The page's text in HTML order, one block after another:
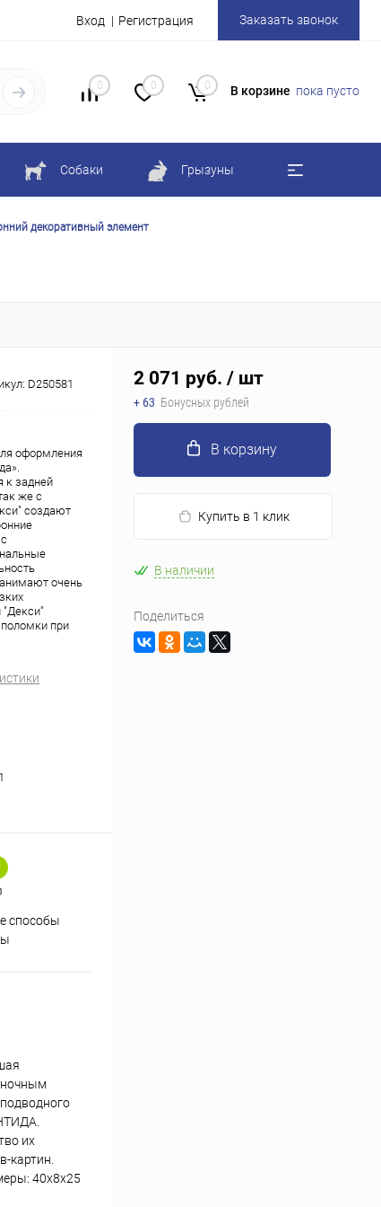
Вход Регистрация Заказать звонок
0 0 0 В корзине пока пусто
Собаки Грызуны
декоративный элемент
D250581
оформления
к задней
же с
создают
очень
"Декси"
при
способы
их
картин.
40х8х25
2 071 руб. / шт
+ 63 Бонусных рублей
В корзину
Купить в 1 клик
В наличии
Поделиться